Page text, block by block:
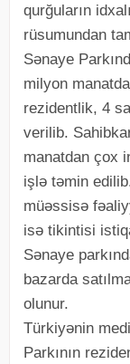
qurğuların
rüsumundan
Sənaye
milyon
rezidentlik, 4
verilib.
manatdan çox
işlə təmin
müəssisə
isə tikintisi
Sənaye
bazarda
olunur.
Türkiyənin
Parkının